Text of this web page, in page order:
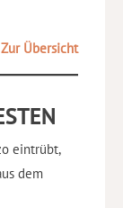
Zur Übersicht
eintrübt,
dem